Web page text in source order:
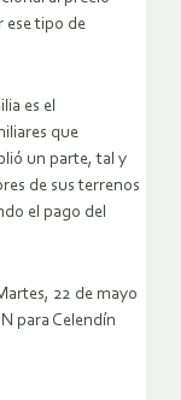
ese tipo de
es el
que
un parte, tal y
de sus terrenos
el pago del
22 de mayo
para Celendín